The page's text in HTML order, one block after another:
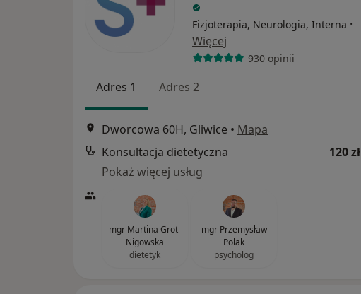
Fizjoterapia, Neurologia, Interna ·
Więcej
930 opinii
Adres 1 Adres 2
Dworcowa 60H, Gliwice • Mapa
Konsultacja dietetyczna
120 zł
Pokaż więcej usług
mgr Martina Grot-
Nigowska
dietetyk
mgr Przemysław
Polak
psycholog